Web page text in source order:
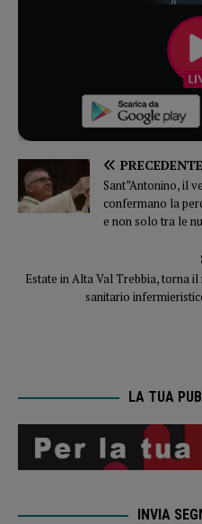
PRECEDENTE
Sant”Antonino, il
confermano la
e non solo tra le
Estate in Alta Val Trebbia, torna
sanitario
LA TUA
INVIA